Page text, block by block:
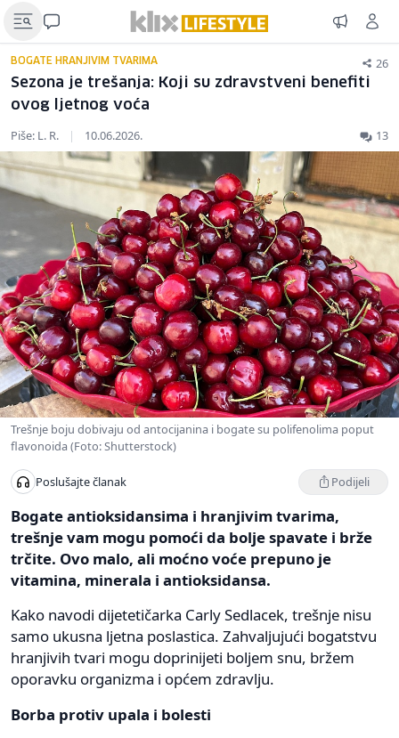
BOGATE HRANJIVIM TVARIMA 26
Sezona je trešanja: Koji su zdravstveni benefiti
ovog ljetnog voća
Piše: L. R. | 10.06.2026. 13
Trešnje boju dobivaju od antocijanina i bogate su polifenolima poput
flavonoida (Foto: Shutterstock)
Poslušajte članak Podijeli
Bogate antioksidansima i hranjivim tvarima,
trešnje vam mogu pomoći da bolje spavate i brže
trčite. Ovo malo, ali moćno voće prepuno je
vitamina, minerala i antioksidansa.
Kako navodi dijetetičarka Carly Sedlacek, trešnje nisu
samo ukusna ljetna poslastica. Zahvaljujući bogatstvu
hranjivih tvari mogu doprinijeti boljem snu, bržem
oporavku organizma i općem zdravlju.
Borba protiv upala i bolesti